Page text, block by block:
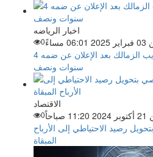
اخبار الرياضه
0
محمود جهاد ينتظم فى تدريب الزمالك بعد الإعلان عن ضمه 4
سنوات ونصف
الاقتصاد
0
رصيد الاحتياطي إلى الأرباح
المبقاة